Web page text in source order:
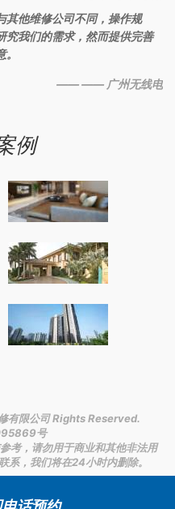
其他维修公司不同，操作规
究我们的需求，然而提供完善
—— —— 广州无线电
例
有限公司 Rights Reserved.
号
考，请勿用于商业和其他非法用
系，我们将在24小时内删除。